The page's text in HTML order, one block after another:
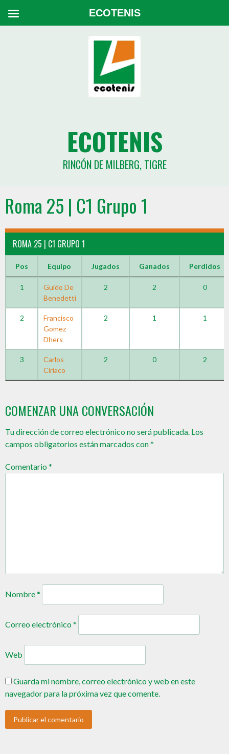
ECOTENIS
RINCÓN DE MILBERG, TIGRE
Roma 25 | C1 Grupo 1
ROMA 25 | C1 GRUPO 1
Pos Equipo Jugados Ganados Perdidos
1
Guido De
Benedetti
2 2 0
2
Francisco
Gomez
Dhers
2 1 1
3
Carlos
Ciriaco
2 0 2
COMENZAR UNA CONVERSACIÓN
Tu dirección de correo electrónico no será publicada. Los
campos obligatorios están marcados con*
Comentario*
Nombre*
Correo electrónico*
Web
Guarda mi nombre, correo electrónico y web en este
navegador para la próxima vez que comente.
ECOTENIS